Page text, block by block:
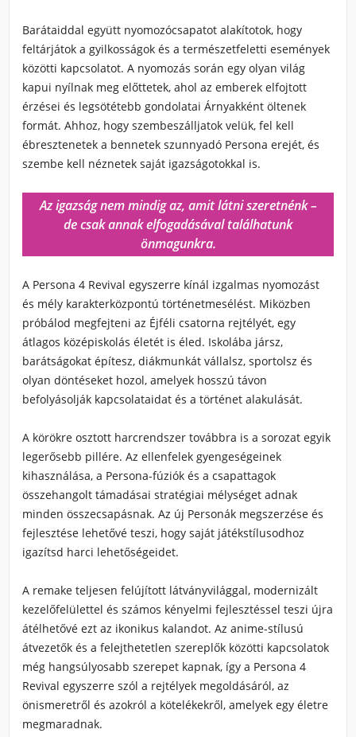
Barátaiddal együtt nyomozócsapatot alakítotok, hogy
feltárjátok a gyilkosságok és a természetfeletti események
közötti kapcsolatot. A nyomozás során egy olyan világ
kapui nyílnak meg előttetek, ahol az emberek elfojtott
érzései és legsötétebb gondolatai Árnyakként öltenek
formát. Ahhoz, hogy szembeszálljatok velük, fel kell
ébresztenetek a bennetek szunnyadó Persona erejét, és
szembe kell néznetek saját igazságotokkal is.
Az igazság nem mindig az, amit látni szeretnénk –
de csak annak elfogadásával találhatunk
önmagunkra.
A Persona 4 Revival egyszerre kínál izgalmas nyomozást
és mély karakterközpontú történetmesélést. Miközben
próbálod megfejteni az Éjféli csatorna rejtélyét, egy
átlagos középiskolás életét is éled. Iskolába jársz,
barátságokat építesz, diákmunkát vállalsz, sportolsz és
olyan döntéseket hozol, amelyek hosszú távon
befolyásolják kapcsolataidat és a történet alakulását.
A körökre osztott harcrendszer továbbra is a sorozat egyik
legerősebb pillére. Az ellenfelek gyengeségeinek
kihasználása, a Persona-fúziók és a csapattagok
összehangolt támadásai stratégiai mélységet adnak
minden összecsapásnak. Az új Personák megszerzése és
fejlesztése lehetővé teszi, hogy saját játékstílusodhoz
igazítsd harci lehetőségeidet.
A remake teljesen felújított látványvilággal, modernizált
kezelőfelülettel és számos kényelmi fejlesztéssel teszi újra
átélhetővé ezt az ikonikus kalandot. Az anime-stílusú
átvezetők és a felejthetetlen szereplők közötti kapcsolatok
még hangsúlyosabb szerepet kapnak, így a Persona 4
Revival egyszerre szól a rejtélyek megoldásáról, az
önismeretről és azokról a kötelékekről, amelyek egy életre
megmaradnak.